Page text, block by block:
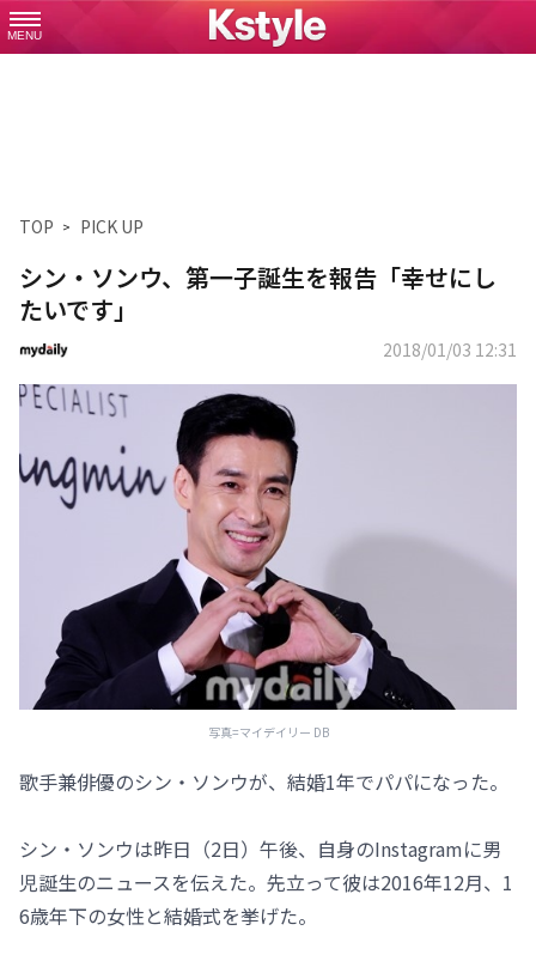
MENU
TOP PICK UP
シン・ソンウ、第一子誕生を報告「幸せにし
たいです」
2018/01/03 12:31
写真=マイデイリー DB
歌手兼俳優のシン・ソンウが、結婚1年でパパになった。
シン・ソンウは昨日（2日）午後、自身のInstagramに男
児誕生のニュースを伝えた。先立って彼は2016年12月、1
6歳年下の女性と結婚式を挙げた。